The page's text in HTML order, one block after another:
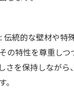
: 伝統的な壁材や特
の特性を尊重しつ
さを保持しなが